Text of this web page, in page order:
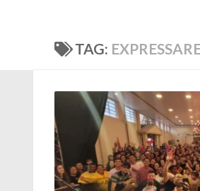
TAG: